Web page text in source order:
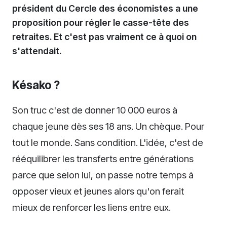
président du Cercle des économistes a une
proposition pour régler le casse-tête des
retraites. Et c'est pas vraiment ce à quoi on
s'attendait.
Késako ?
Son truc c'est de donner 10 000 euros à
chaque jeune dès ses 18 ans. Un chèque. Pour
tout le monde. Sans condition. L'idée, c'est de
rééquilibrer les transferts entre générations
parce que selon lui, on passe notre temps à
opposer vieux et jeunes alors qu'on ferait
mieux de renforcer les liens entre eux.